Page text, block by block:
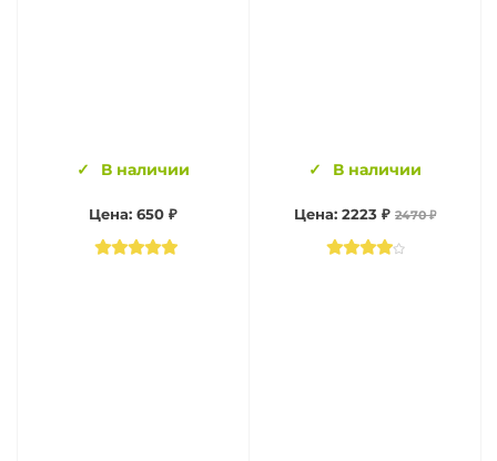
В наличии
Цена: 650 ₽
В наличии
Цена: 2223 ₽ 2470 ₽